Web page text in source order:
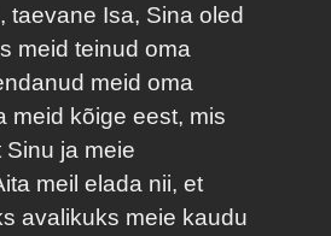
taevane Isa, Sina oled
meid teinud oma
meid oma
meid kõige eest, mis
ja meie
meil elada nii, et
avalikuks meie kaudu